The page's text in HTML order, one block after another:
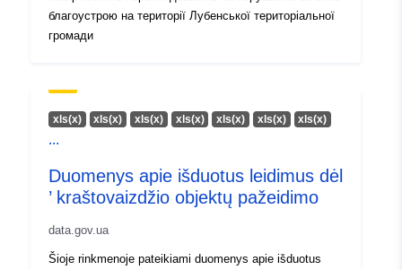
informacija:
благоустрою на території Лубенської територіальної
громади
xls(x) xls(x) xls(x) xls(x) xls(x) xls(x) xls(x)
...
Duomenys apie išduotus leidimus dėl
’ kraštovaizdžio objektų pažeidimo
data.gov.ua
Šioje rinkmenoje pateikiami duomenys apie išduotus